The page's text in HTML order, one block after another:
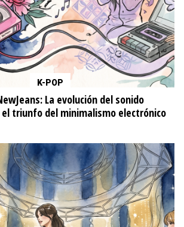
K-POP
La evolución del sonido
triunfo del minimalismo electrónico